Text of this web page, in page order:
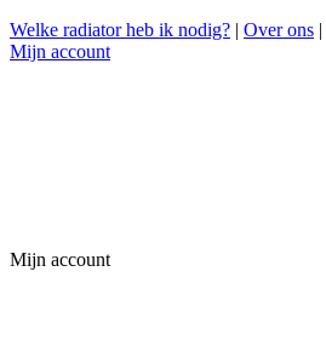
Welke radiator heb ik nodig? | Over ons |
Mijn account
Mijn account